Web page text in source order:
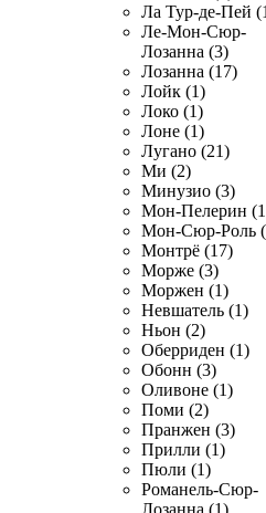
Ла Тур-де-Пей
Ле-Мон-Сюр-
Лозанна (3)
Лозанна (17)
Лойк (1)
Локо (1)
Лоне (1)
Лугано (21)
Ми (2)
Минузио (3)
Мон-Пелерин
Мон-Сюр-Роль
Монтрё (17)
Морже (3)
Моржен (1)
Невшатель (1)
Ньон (2)
Оберриден (1)
Обонн (3)
Оливоне (1)
Поми (2)
Пранжен (3)
Прилли (1)
Пюли (1)
Романель-Сюр-
Лозанна (1)